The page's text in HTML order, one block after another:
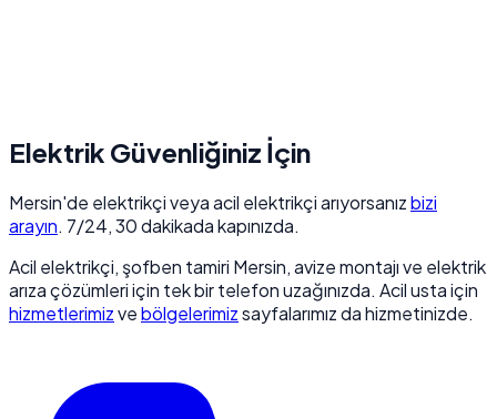
Elektrik Güvenliğiniz İçin
Mersin'de elektrikçi veya acil elektrikçi arıyorsanızbizi
arayın. 7/24, 30 dakikada kapınızda.
Acil elektrikçi, şofben tamiri Mersin, avize montajı ve elektrik
arıza çözümleri için tek bir telefon uzağınızda. Acil usta için
hizmetlerimizvebölgelerimizsayfalarımız da hizmetinizde.